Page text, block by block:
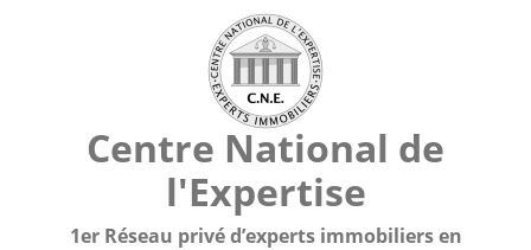
Centre National de
l'Expertise
1er Réseau privé d’experts immobiliers en